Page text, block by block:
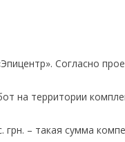
Согласно
на территории
– такая сумма